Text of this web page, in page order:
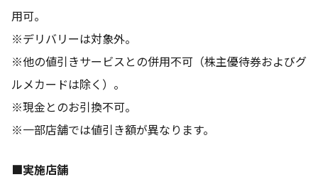
用可。
※デリバリーは対象外。
※他の値引きサービスとの併用不可（株主優待券およびグ
ルメカードは除く）。
※現金とのお引換不可。
※一部店舗では値引き額が異なります。
■実施店舗